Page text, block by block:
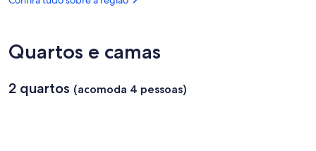
Aeroporto
Quartos e camas
2 quartos (acomoda 4 pessoas)